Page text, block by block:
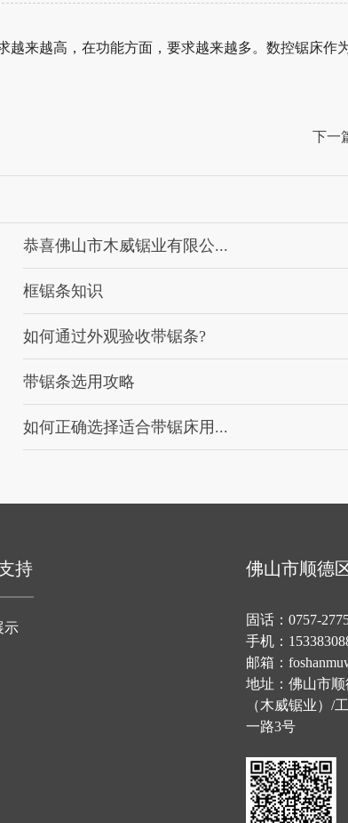
来越高，在功能方面，要求越来越多。数控锯床作
下一
恭喜佛山市木威锯业有限公...
框锯条知识
如何通过外观验收带锯条?
带锯条选用攻略
如何正确选择适合带锯床用...
持
示
佛山市顺德
固话：0757-
手机：
邮箱：
地址：佛山市
（木威锯业）/
一路3号